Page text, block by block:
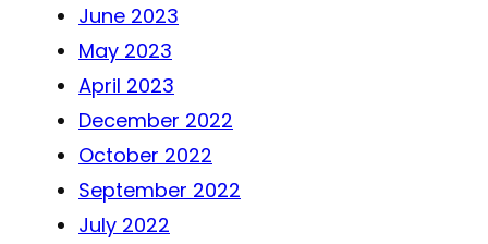
June 2023
May 2023
April 2023
December 2022
October 2022
September 2022
July 2022